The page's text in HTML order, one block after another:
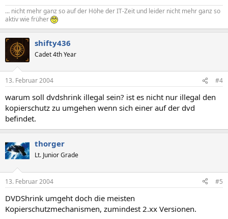
... nicht mehr ganz so auf der Höhe der IT-Zeit und leider nicht mehr ganz so
aktiv wie früher
shifty436
Cadet 4th Year
13. Februar 2004 #4
warum soll dvdshrink illegal sein? ist es nicht nur illegal den
kopierschutz zu umgehen wenn sich einer auf der dvd
befindet.
thorger
Lt. Junior Grade
13. Februar 2004 #5
DVDShrink umgeht doch die meisten
Kopierschutzmechanismen, zumindest 2.xx Versionen.